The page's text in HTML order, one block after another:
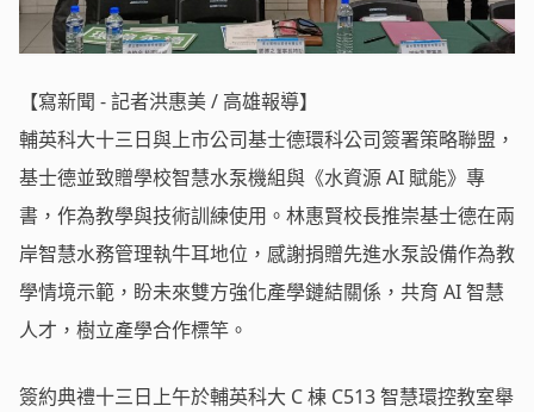
【寫新聞 - 記者洪惠美 / 高雄報導】
輔英科大十三日與上市公司基士德環科公司簽署策略聯盟，
基士德並致贈學校智慧水泵機組與《水資源 AI 賦能》專
書，作為教學與技術訓練使用。林惠賢校長推崇基士德在兩
岸智慧水務管理執牛耳地位，感謝捐贈先進水泵設備作為教
學情境示範，盼未來雙方強化產學鏈結關係，共育 AI 智慧
人才，樹立產學合作標竿。
簽約典禮十三日上午於輔英科大 C 棟 C513 智慧環控教室舉